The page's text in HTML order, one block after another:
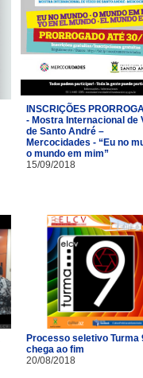
INSCRIÇÕES
- Mostra Internacional de
de Santo André –
Mercocidades - “Eu no
o mundo em mim”
15/09/2018
Processo seletivo Turma
chega ao fim
20/08/2018